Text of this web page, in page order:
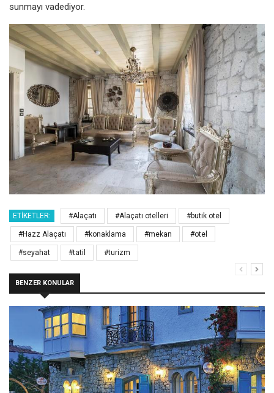
sunmayı vadediyor.
ETIKETLER: #Alaçatı #Alaçatı otelleri #butik otel
#Hazz Alaçatı #konaklama #mekan #otel
#seyahat #tatil #turizm
BENZER KONULAR